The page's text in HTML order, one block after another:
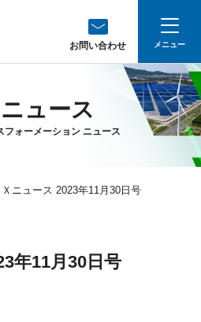
お問い合わせ
ュース
フォーメーション ニュース
Ｘニュース 2023年11月30日号
年11月30日号